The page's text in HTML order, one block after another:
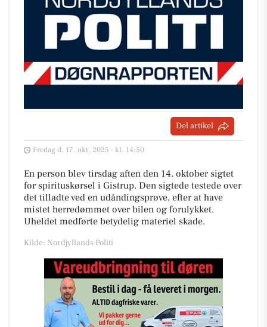
Del artikel
Fredag d. 17. okt. 2025 - kl. 14:50
En person blev tirsdag aften den 14. oktober sigtet
for spirituskørsel i Gistrup. Den sigtede testede over
det tilladte ved en udåndingsprøve, efter at have
mistet herredømmet over bilen og forulykket.
Uheldet medførte betydelig materiel skade.
Kilde: Nordjyllands Politi